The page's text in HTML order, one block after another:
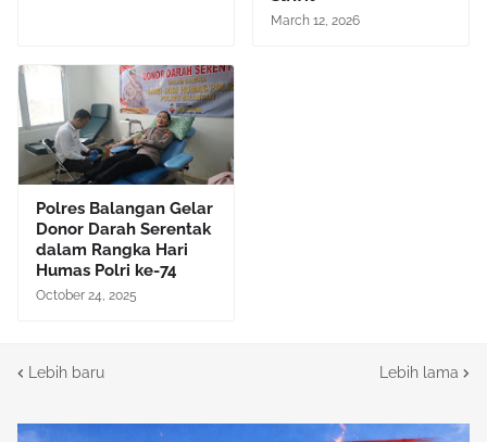
March 12, 2026
Polres Balangan Gelar
Donor Darah Serentak
dalam Rangka Hari
Humas Polri ke-74
October 24, 2025
Lebih baru Lebih lama